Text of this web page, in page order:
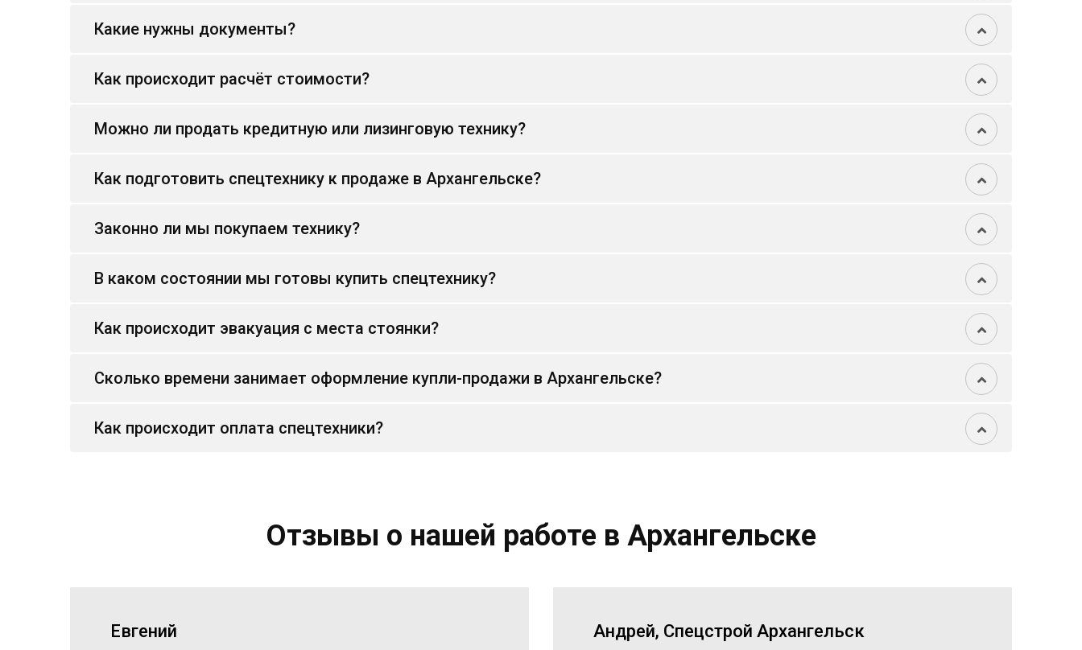
Какие нужны документы?
Как происходит расчёт стоимости?
Можно ли продать кредитную или лизинговую технику?
Как подготовить спецтехнику к продаже в Архангельске?
Законно ли мы покупаем технику?
В каком состоянии мы готовы купить спецтехнику?
Как происходит эвакуация с места стоянки?
Сколько времени занимает оформление купли-продажи в Архангельске?
Как происходит оплата спецтехники?
Отзывы о нашей работе в Архангельске
Евгений Андрей, Спецстрой Архангельск